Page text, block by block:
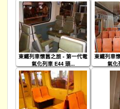
東鐵列車懷舊之旅 - 第一代電
氣化列車 E44 頭...
東鐵列車
氣化